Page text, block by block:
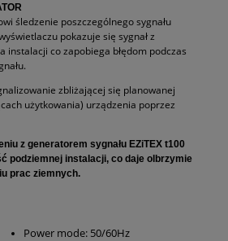
śledzenie poszczególnego sygnału
pokazuje się sygnał z
instalacji co zapobiega błędom podczas
zbliżającej się planowanej
użytkowania) urządzenia poprzez
z generatorem sygnału EZiTEX t100
podziemnej instalacji, co daje olbrzymie
prac ziemnych.
Power mode: 50/60Hz